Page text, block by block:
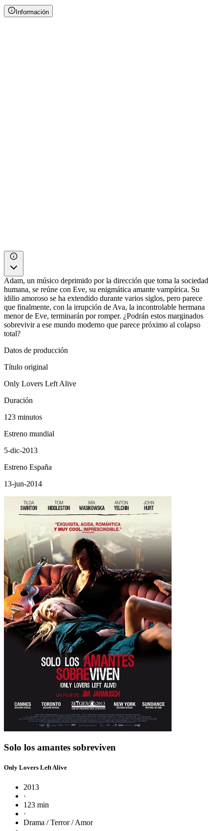
Información
Adam, un músico deprimido por la dirección que toma la sociedad
humana, se reúne con Eve, su enigmática amante vampírica. Su
idilio amoroso se ha extendido durante varios siglos, pero parece
que finalmente, con la irrupción de Ava, la incontrolable hermana
menor de Eve, terminarán por romper. ¿Podrán estos marginados
sobrevivir a ese mundo moderno que parece próximo al colapso
total?
Datos de producción
Título original
Only Lovers Left Alive
Duración
123 minutos
Estreno mundial
5-dic-2013
Estreno España
13-jun-2014
Solo los amantes sobreviven
Only Lovers Left Alive
2013
·
123 min
·
Drama / Terror / Amor